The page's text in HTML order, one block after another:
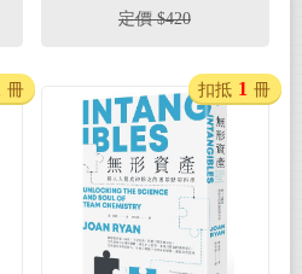
定價 $420
冊 扣抵 1 冊